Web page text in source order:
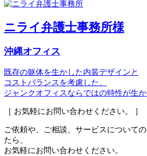
ニライ弁護士事務所様
沖縄オフィス
既存の躯体を生かした内装デザインと
コストバランスを考慮した、
ジャンクオフィスならではの特性が生
［ お気軽にお問い合わせください。 ］
ご依頼や、ご相談、サービスについて
たら、
お気軽にお問い合わせください。